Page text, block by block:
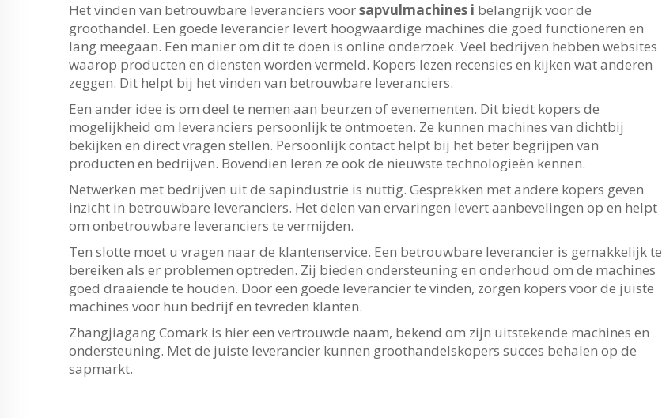
Het vinden van betrouwbare leveranciers voorsapvulmachines i belangrijk voor de
groothandel. Een goede leverancier levert hoogwaardige machines die goed functioneren en
lang meegaan. Een manier om dit te doen is online onderzoek. Veel bedrijven hebben websites
waarop producten en diensten worden vermeld. Kopers lezen recensies en kijken wat anderen
zeggen. Dit helpt bij het vinden van betrouwbare leveranciers.
Een ander idee is om deel te nemen aan beurzen of evenementen. Dit biedt kopers de
mogelijkheid om leveranciers persoonlijk te ontmoeten. Ze kunnen machines van dichtbij
bekijken en direct vragen stellen. Persoonlijk contact helpt bij het beter begrijpen van
producten en bedrijven. Bovendien leren ze ook de nieuwste technologieën kennen.
Netwerken met bedrijven uit de sapindustrie is nuttig. Gesprekken met andere kopers geven
inzicht in betrouwbare leveranciers. Het delen van ervaringen levert aanbevelingen op en helpt
om onbetrouwbare leveranciers te vermijden.
Ten slotte moet u vragen naar de klantenservice. Een betrouwbare leverancier is gemakkelijk te
bereiken als er problemen optreden. Zij bieden ondersteuning en onderhoud om de machines
goed draaiende te houden. Door een goede leverancier te vinden, zorgen kopers voor de juiste
machines voor hun bedrijf en tevreden klanten.
Zhangjiagang Comark is hier een vertrouwde naam, bekend om zijn uitstekende machines en
ondersteuning. Met de juiste leverancier kunnen groothandelskopers succes behalen op de
sapmarkt.